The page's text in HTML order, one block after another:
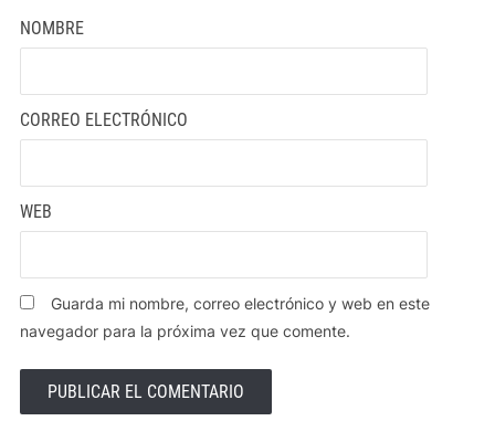
NOMBRE
CORREO ELECTRÓNICO
WEB
Guarda mi nombre, correo electrónico y web en este
navegador para la próxima vez que comente.